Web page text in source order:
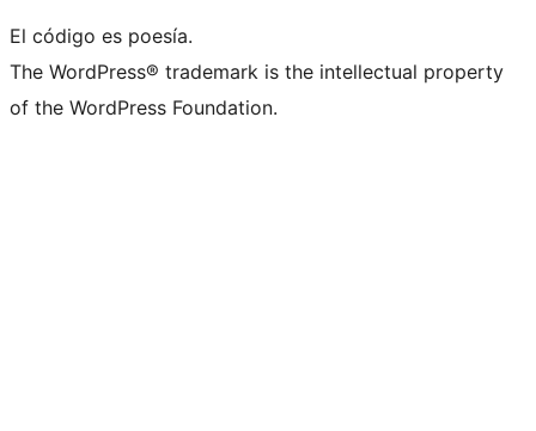
El código es poesía.
The WordPress® trademark is the intellectual property
of the WordPress Foundation.